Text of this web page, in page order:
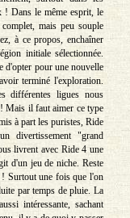
! Dans le même esprit, le
mais peu souple
à ce propos, enchaîner
initiale sélectionnée.
d'opter pour une nouvelle
terminé l'exploration.
différentes ligues nous
Mais il faut aimer ce type
à part les puristes, Ride
divertissement "grand
livrent avec Ride 4 une
d'un jeu de niche. Reste
! Surtout une fois que l'on
par temps de pluie. La
intéressante, sachant